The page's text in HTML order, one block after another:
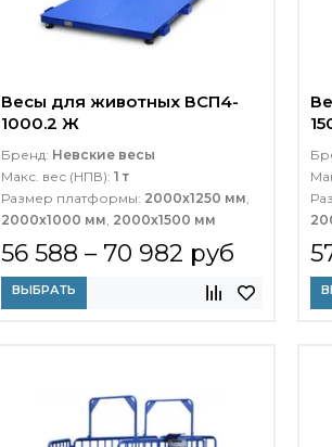
Весы для животных ВСП4-
1000.2 Ж
Бренд: Невские весы
Макс. вес (НПВ): 1 т
Размер платформы: 2000x1250 мм
2000х1000 мм 2000х1500 мм
56 588 – 70 982 руб
ВЫБРАТЬ